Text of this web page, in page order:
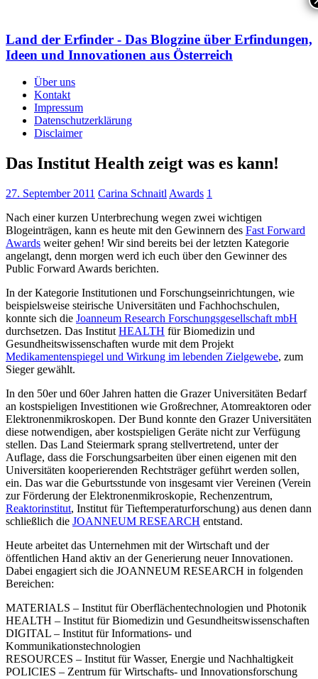
Land der Erfinder - Das Blogzine über Erfindungen,
Ideen und Innovationen aus Österreich
Über uns
Kontakt
Impressum
Datenschutzerklärung
Disclaimer
Das Institut Health zeigt was es kann!
27. September 2011 Carina Schnaitl Awards 1
Nach einer kurzen Unterbrechung wegen zwei wichtigen
Blogeinträgen, kann es heute mit den Gewinnern des Fast Forward
Awards weiter gehen! Wir sind bereits bei der letzten Kategorie
angelangt, denn morgen werd ich euch über den Gewinner des
Public Forward Awards berichten.
In der Kategorie Institutionen und Forschungseinrichtungen, wie
beispielsweise steirische Universitäten und Fachhochschulen,
konnte sich die Joanneum Research Forschungsgesellschaft mbH
durchsetzen. Das Institut HEALTH für Biomedizin und
Gesundheitswissenschaften wurde mit dem Projekt
Medikamentenspiegel und Wirkung im lebenden Zielgewebe, zum
Sieger gewählt.
In den 50er und 60er Jahren hatten die Grazer Universitäten Bedarf
an kostspieligen Investitionen wie Großrechner, Atomreaktoren oder
Elektronenmikroskopen. Der Bund konnte den Grazer Universitäten
diese notwendigen, aber kostspieligen Geräte nicht zur Verfügung
stellen. Das Land Steiermark sprang stellvertretend, unter der
Auflage, dass die Forschungsarbeiten über einen eigenen mit den
Universitäten kooperierenden Rechtsträger geführt werden sollen,
ein. Das war die Geburtsstunde von insgesamt vier Vereinen (Verein
zur Förderung der Elektronenmikroskopie, Rechenzentrum,
Reaktorinstitut, Institut für Tieftemperaturforschung) aus denen dann
schließlich die JOANNEUM RESEARCH entstand.
Heute arbeitet das Unternehmen mit der Wirtschaft und der
öffentlichen Hand aktiv an der Generierung neuer Innovationen.
Dabei engagiert sich die JOANNEUM RESEARCH in folgenden
Bereichen:
MATERIALS – Institut für Oberflächentechnologien und Photonik
HEALTH – Institut für Biomedizin und Gesundheitswissenschaften
DIGITAL – Institut für Informations- und
Kommunikationstechnologien
RESOURCES – Institut für Wasser, Energie und Nachhaltigkeit
POLICIES – Zentrum für Wirtschafts- und Innovationsforschung